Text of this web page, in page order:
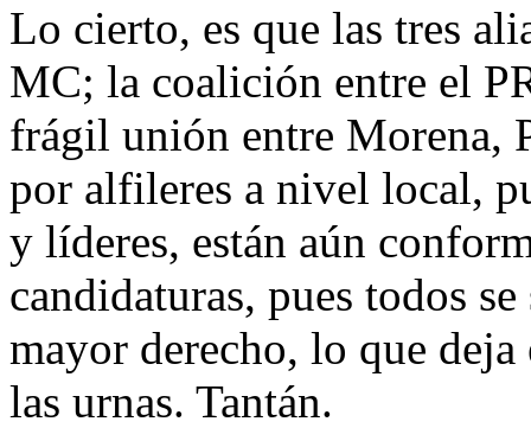
Lo cierto, es que las tres
MC; la coalición entre el
frágil unión entre Morena,
por alfileres a nivel local,
y líderes, están aún
candidaturas, pues todos
mayor derecho, lo que
las urnas. Tantán.